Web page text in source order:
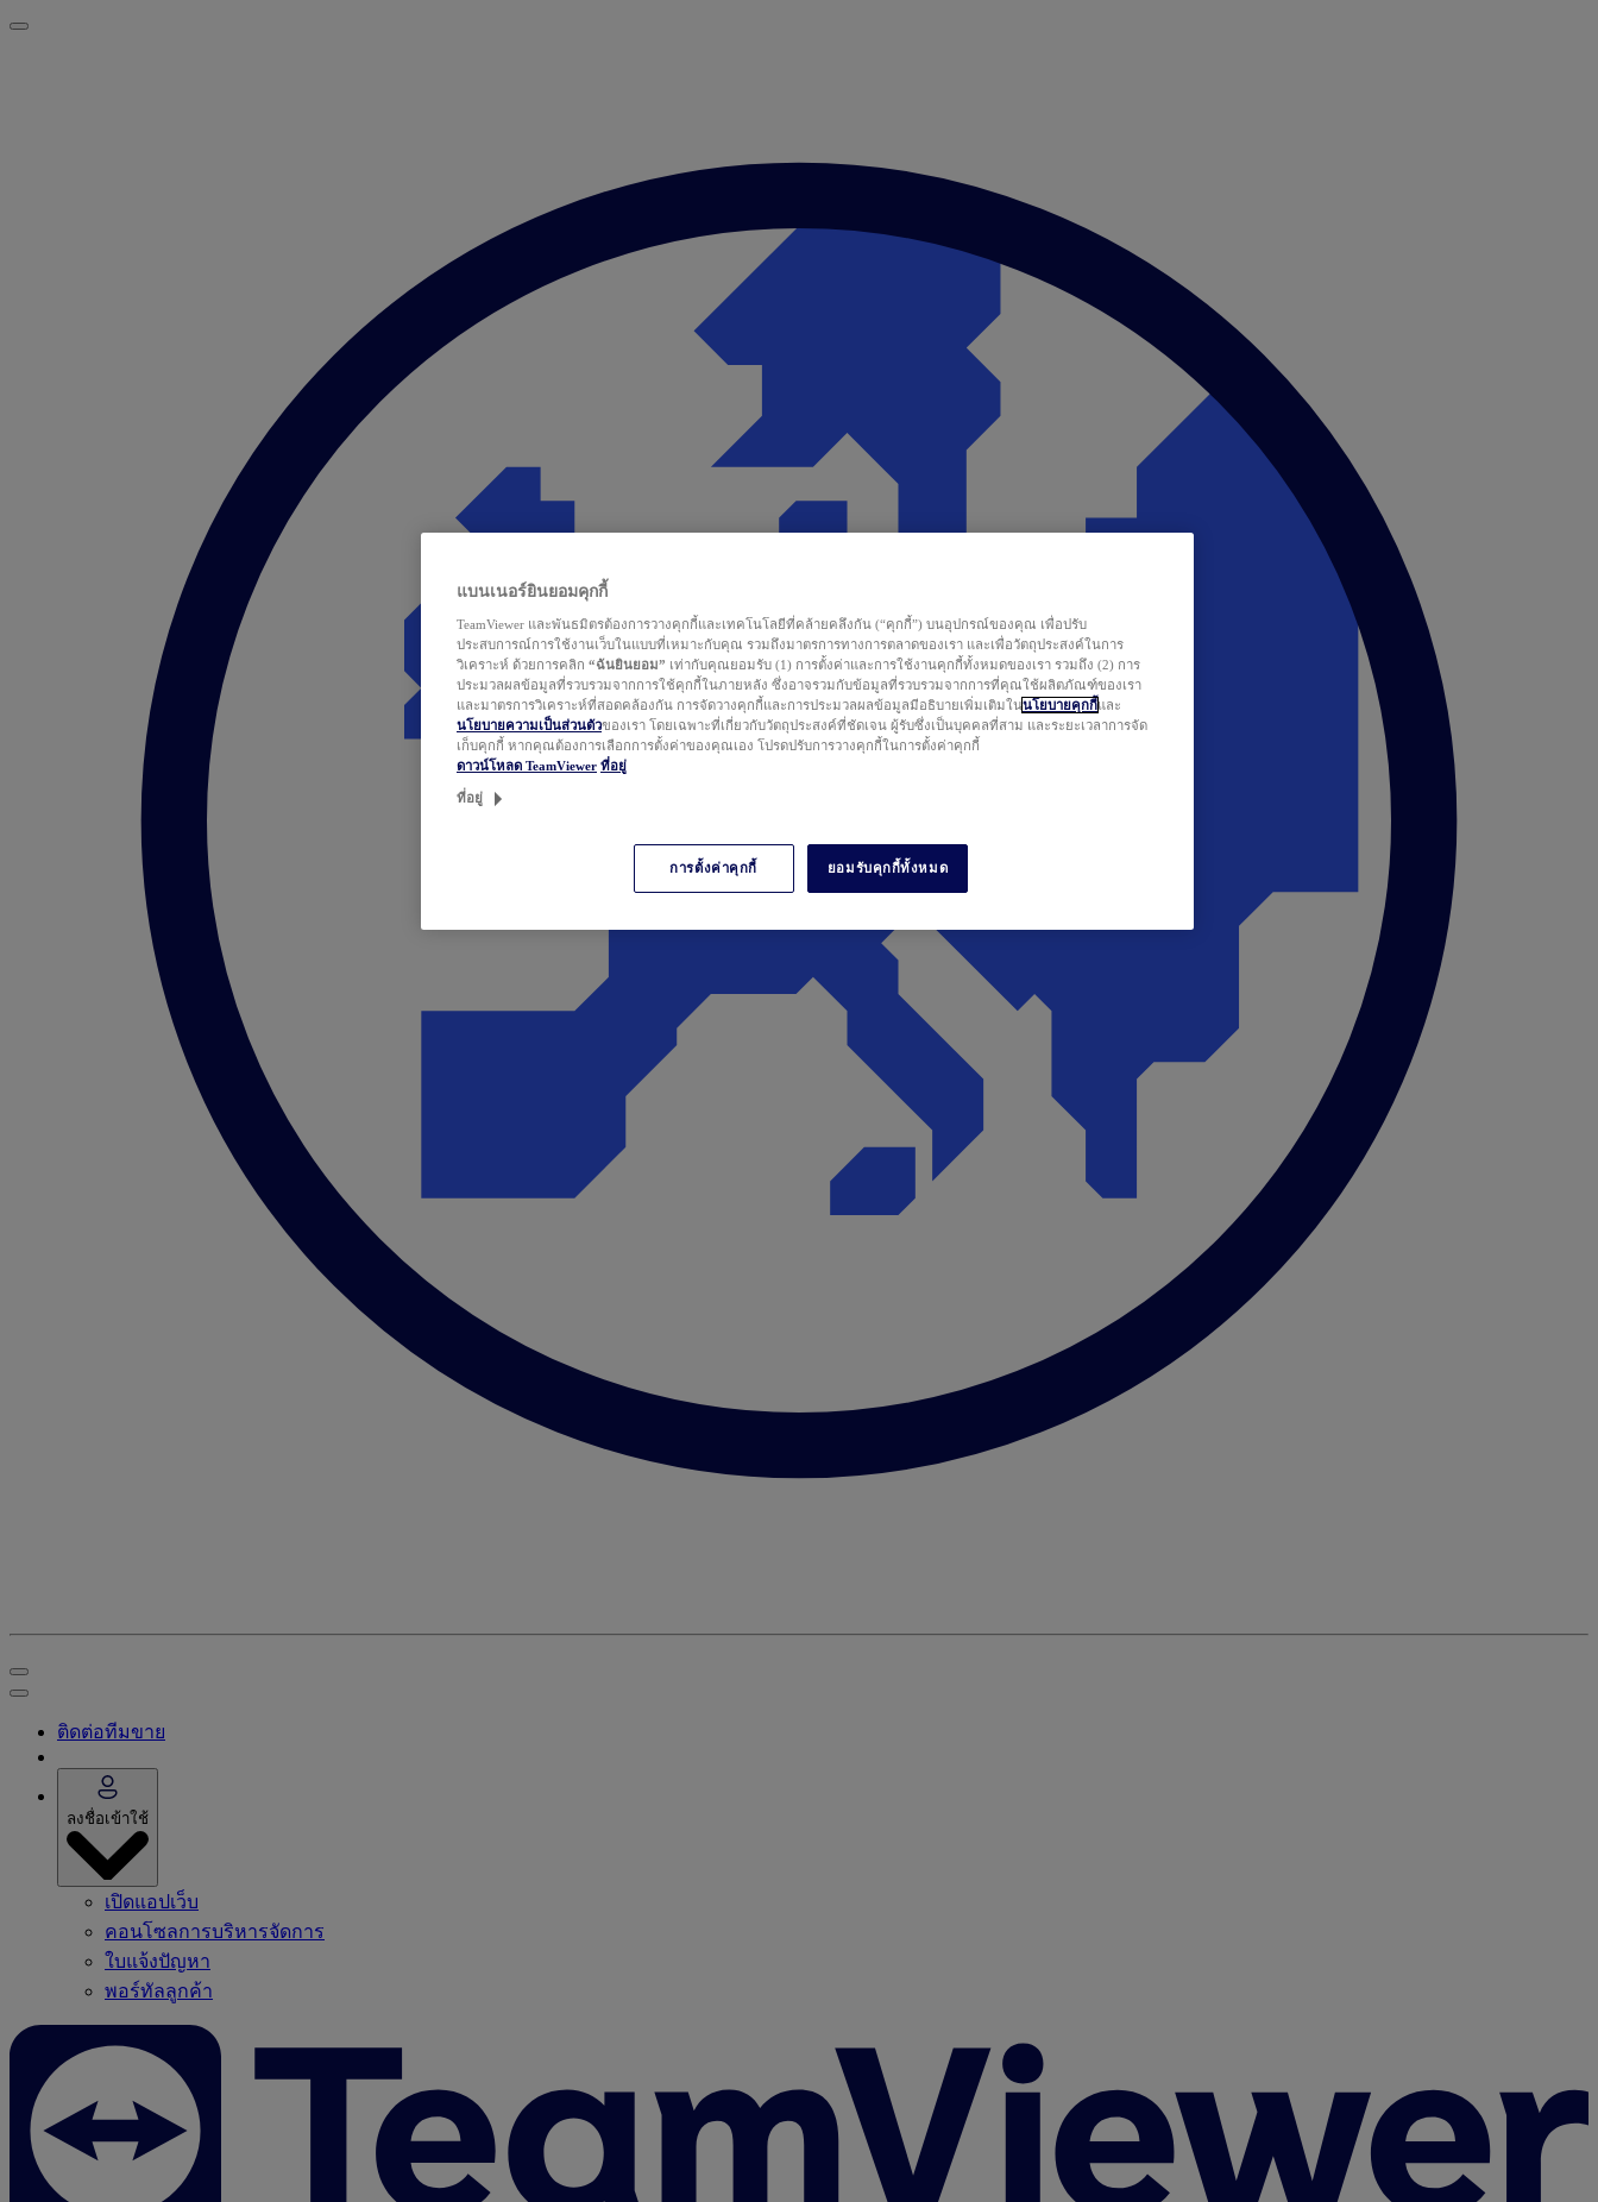
ติดต่อทีมขาย
ลงชื่อเข้าใช้
เปิดแอปเว็บ
คอนโซลการบริหารจัดการ
ใบแจ้งปัญหา
พอร์ทัลลูกค้า
แบนเนอร์ยินยอมคุกกี้
TeamViewer และพันธมิตรต้องการวางคุกกี้และเทคโนโลยีที่คล้ายคลึงกัน (“คุกกี้”) บนอุปกรณ์ของคุณ เพื่อปรับ
ประสบการณ์การใช้งานเว็บในแบบที่เหมาะกับคุณ รวมถึงมาตรการทางการตลาดของเรา และเพื่อวัตถุประสงค์ในการ
วิเคราะห์ ด้วยการคลิก “ฉันยินยอม” เท่ากับคุณยอมรับ (1) การตั้งค่าและการใช้งานคุกกี้ทั้งหมดของเรา รวมถึง (2) การ
ประมวลผลข้อมูลที่รวบรวมจากการใช้คุกกี้ในภายหลัง ซึ่งอาจรวมกับข้อมูลที่รวบรวมจากการที่คุณใช้ผลิตภัณฑ์ของเรา
และมาตรการวิเคราะห์ที่สอดคล้องกัน การจัดวางคุกกี้และการประมวลผลข้อมูลมีอธิบายเพิ่มเติมในนโยบายคุกกี้และ
นโยบายความเป็นส่วนตัวของเรา โดยเฉพาะที่เกี่ยวกับวัตถุประสงค์ที่ชัดเจน ผู้รับซึ่งเป็นบุคคลที่สาม และระยะเวลาการจัด
เก็บคุกกี้ หากคุณต้องการเลือกการตั้งค่าของคุณเอง โปรดปรับการวางคุกกี้ในการตั้งค่าคุกกี้
ดาวน์โหลด TeamViewer ที่อยู่
ที่อยู่
การตั้งค่าคุกกี้ ยอมรับคุกกี้ทั้งหมด